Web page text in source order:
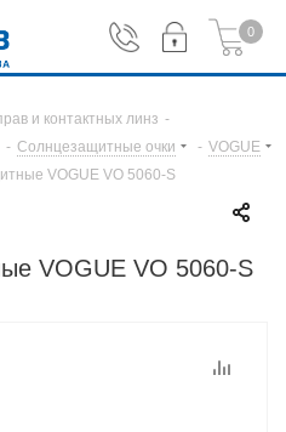
0
и контактных линз -
- Солнцезащитные очки - VOGUE
VOGUE VO 5060-S
VOGUE VO 5060-S